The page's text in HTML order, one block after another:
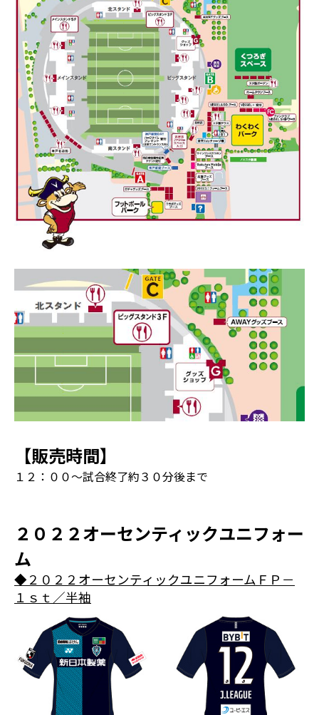
【販売時間】
１２：００～試合終了約３０分後まで
２０２２オーセンティックユニフォー
ム
◆２０２２オーセンティックユニフォームＦＰ－
１ｓｔ／半袖